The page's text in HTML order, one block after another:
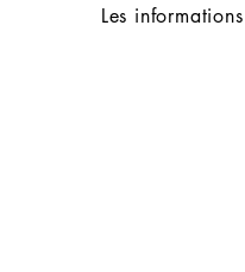
Les